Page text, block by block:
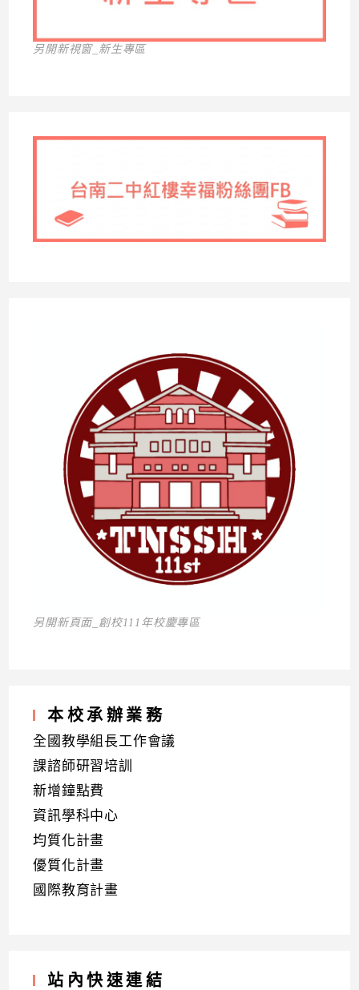
另開新視窗_新生專區
另開新頁面_創校111年校慶專區
本校承辦業務
全國教學組長工作會議
課諮師研習培訓
新增鐘點費
資訊學科中心
均質化計畫
優質化計畫
國際教育計畫
站內快速連結